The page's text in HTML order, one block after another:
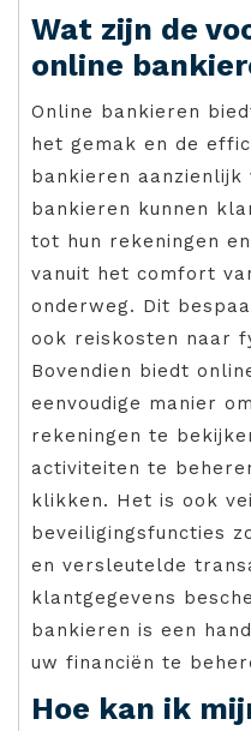
Wat zijn de
online
Online bankieren
het gemak en de
bankieren
bankieren kunnen
tot hun rekeningen
vanuit het comfort
onderweg. Dit
ook reiskosten naar
Bovendien biedt
eenvoudige manier
rekeningen te
activiteiten te
klikken. Het is ook
beveiligingsfuncties
en versleutelde
klantgegevens
bankieren is een
uw financiën te
Hoe kan ik